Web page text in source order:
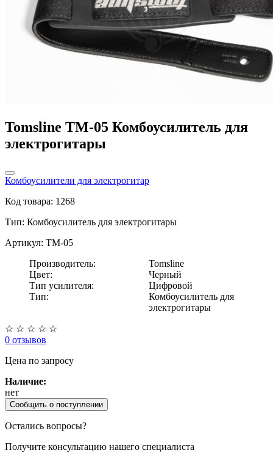
Tomsline TM-05 Комбоусилитель для
электрогитары
Комбоусилители для электрогитар
Код товара: 1268
Тип: Комбоусилитель для электрогитары
Артикул: TM-05
Производитель:
Tomsline
Цвет:
Черный
Тип усилителя:
Цифровой
Тип:
Комбоусилитель для
электрогитары
☆ ☆ ☆ ☆ ☆
0 отзывов
Цена по запросу
Наличие:
нет
Сообщить о поступлении
Остались вопросы?
Получите консультацию нашего специалиста